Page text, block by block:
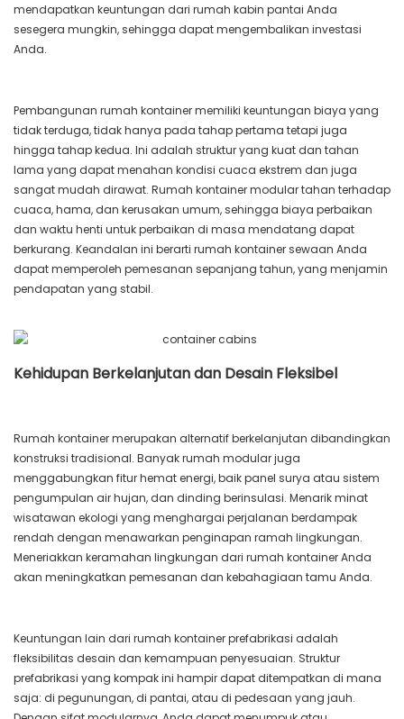
mendapatkan keuntungan dari rumah kabin pantai Anda
sesegera mungkin, sehingga dapat mengembalikan investasi
Anda.
Pembangunan rumah kontainer memiliki keuntungan biaya yang
tidak terduga, tidak hanya pada tahap pertama tetapi juga
hingga tahap kedua. Ini adalah struktur yang kuat dan tahan
lama yang dapat menahan kondisi cuaca ekstrem dan juga
sangat mudah dirawat. Rumah kontainer modular tahan terhadap
cuaca, hama, dan kerusakan umum, sehingga biaya perbaikan
dan waktu henti untuk perbaikan di masa mendatang dapat
berkurang. Keandalan ini berarti rumah kontainer sewaan Anda
dapat memperoleh pemesanan sepanjang tahun, yang menjamin
pendapatan yang stabil.
Kehidupan Berkelanjutan dan Desain Fleksibel
Rumah kontainer merupakan alternatif berkelanjutan dibandingkan
konstruksi tradisional. Banyak rumah modular juga
menggabungkan fitur hemat energi, baik panel surya atau sistem
pengumpulan air hujan, dan dinding berinsulasi. Menarik minat
wisatawan ekologi yang menghargai perjalanan berdampak
rendah dengan menawarkan penginapan ramah lingkungan.
Meneriakkan keramahan lingkungan dari rumah kontainer Anda
akan meningkatkan pemesanan dan kebahagiaan tamu Anda.
Keuntungan lain dari rumah kontainer prefabrikasi adalah
fleksibilitas desain dan kemampuan penyesuaian. Struktur
prefabrikasi yang kompak ini hampir dapat ditempatkan di mana
saja: di pegunungan, di pantai, atau di pedesaan yang jauh.